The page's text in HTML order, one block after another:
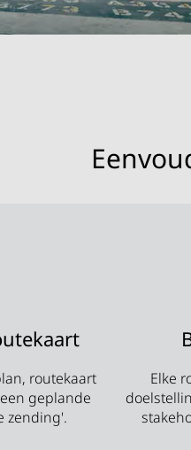
routekaart
geplande
zending'.
Elke